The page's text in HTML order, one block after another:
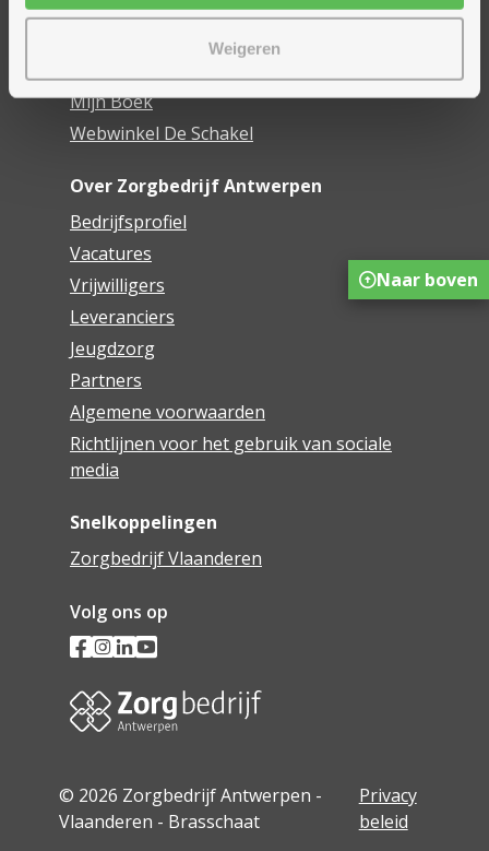
Weigeren
Mijn Zorgbedrijf
Mijn Boek
Webwinkel De Schakel
Over Zorgbedrijf Antwerpen
Bedrijfsprofiel
Vacatures
Vrijwilligers
Leveranciers
Jeugdzorg
Partners
Algemene voorwaarden
Richtlijnen voor het gebruik van sociale
media
Snelkoppelingen
Zorgbedrijf Vlaanderen
Volg ons op
© 2026 Zorgbedrijf Antwerpen -
Vlaanderen - Brasschaat
Privacy
beleid
Naar boven